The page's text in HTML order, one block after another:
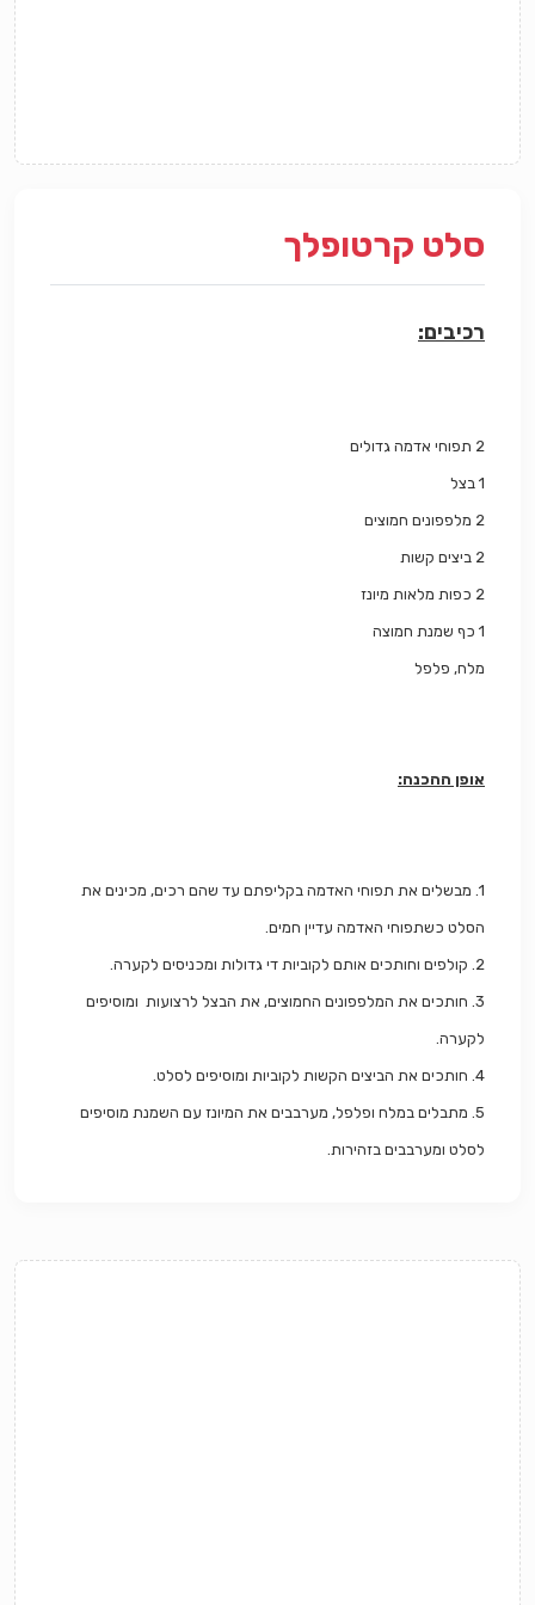
סלט קרטופלך
רכיבים:
2 תפוחי אדמה גדולים
1 בצל
2 מלפפונים חמוצים
2 ביצים קשות
2 כפות מלאות מיונז
1 כף שמנת חמוצה
מלח, פלפל
אופן ההכנה:
1. מבשלים את תפוחי האדמה בקליפתם עד שהם רכים, מכינים את
הסלט כשתפוחי האדמה עדיין חמים.
2. קולפים וחותכים אותם לקוביות די גדולות ומכניסים לקערה.
3. חותכים את המלפפונים החמוצים, את הבצל לרצועות ומוסיפים
לקערה.
4. חותכים את הביצים הקשות לקוביות ומוסיפים לסלט.
5. מתבלים במלח ופלפל, מערבבים את המיונז עם השמנת מוסיפים
לסלט ומערבבים בזהירות.